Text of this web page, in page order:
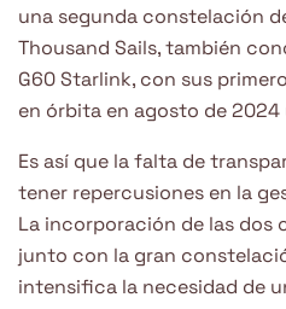
una segunda constelación
Thousand Sails, también
G60 Starlink, con sus
en órbita en agosto de
Es así que la falta de
tener repercusiones en la
La incorporación de las dos
junto con la gran
intensifica la necesidad de